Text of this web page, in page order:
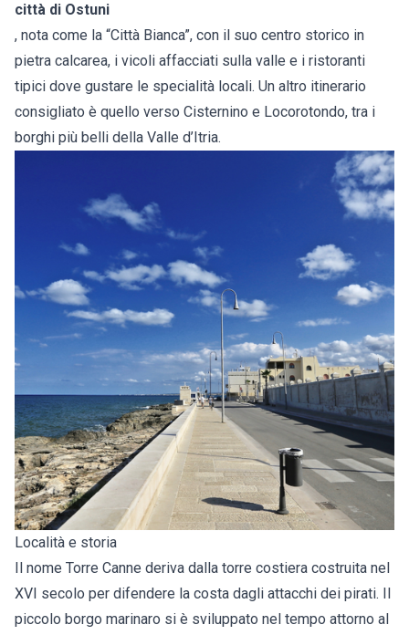
città di Ostuni
, nota come la “Città Bianca”, con il suo centro storico in
pietra calcarea, i vicoli affacciati sulla valle e i ristoranti
tipici dove gustare le specialità locali. Un altro itinerario
consigliato è quello verso Cisternino e Locorotondo, tra i
borghi più belli della Valle d’Itria.
Località e storia
Il nome Torre Canne deriva dalla torre costiera costruita nel
XVI secolo per difendere la costa dagli attacchi dei pirati. Il
piccolo borgo marinaro si è sviluppato nel tempo attorno al